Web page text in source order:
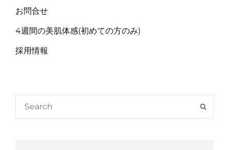
お問合せ
4週間の美肌体感(初めての方のみ)
採用情報
Search